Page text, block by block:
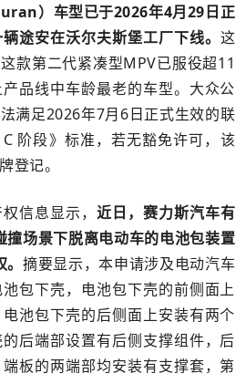
）车型已于2026年4月29日正
途安在沃尔夫斯堡工厂下线。 这
款第二代紧凑型MPV已服役超11
品线中车龄最老的车型。大众公
满足2026年7月6日正式生效的联
阶段》标准，若无豁免许可，该
登记。
信息显示， 近日，赛力斯汽车有
撞场景下脱离电动车的电池包装置
摘要显示，本申请涉及电动汽车
包下壳，电池包下壳的前侧面上
池包下壳的后侧面上安装有两个
后端部设置有后侧支撑组件，后
板的两端部均安装有支撑套，第